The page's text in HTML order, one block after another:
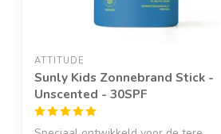
ATTITUDE
Sunly Kids Zonnebrand Stick -
Unscented - 30SPF